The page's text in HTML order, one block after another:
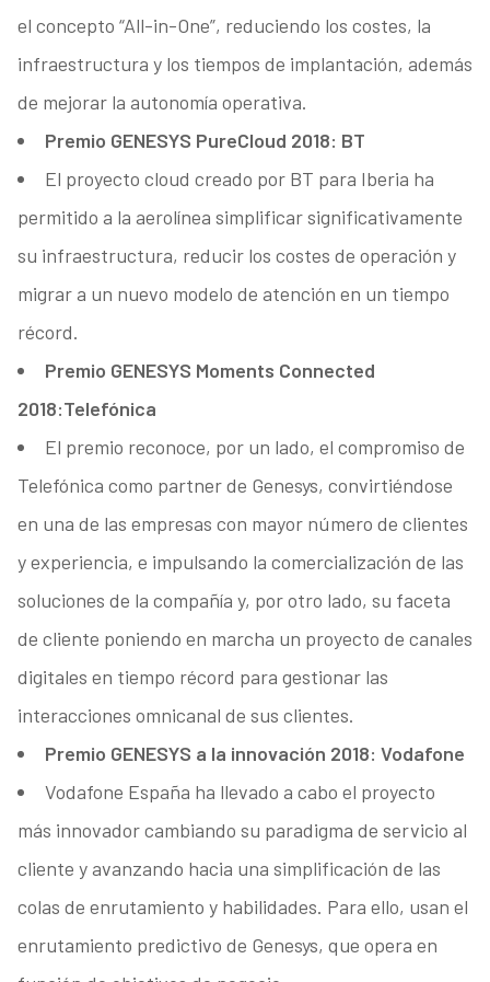
el concepto “All-in-One”, reduciendo los costes, la
infraestructura y los tiempos de implantación, además
de mejorar la autonomía operativa.
Premio GENESYS PureCloud 2018: BT
El proyecto cloud creado por BT para Iberia ha
permitido a la aerolínea simplificar significativamente
su infraestructura, reducir los costes de operación y
migrar a un nuevo modelo de atención en un tiempo
récord.
Premio GENESYS Moments Connected
2018:Telefónica
El premio reconoce, por un lado, el compromiso de
Telefónica como partner de Genesys, convirtiéndose
en una de las empresas con mayor número de clientes
y experiencia, e impulsando la comercialización de las
soluciones de la compañía y, por otro lado, su faceta
de cliente poniendo en marcha un proyecto de canales
digitales en tiempo récord para gestionar las
interacciones omnicanal de sus clientes.
Premio GENESYS a la innovación 2018: Vodafone
Vodafone España ha llevado a cabo el proyecto
más innovador cambiando su paradigma de servicio al
cliente y avanzando hacia una simplificación de las
colas de enrutamiento y habilidades. Para ello, usan el
enrutamiento predictivo de Genesys, que opera en